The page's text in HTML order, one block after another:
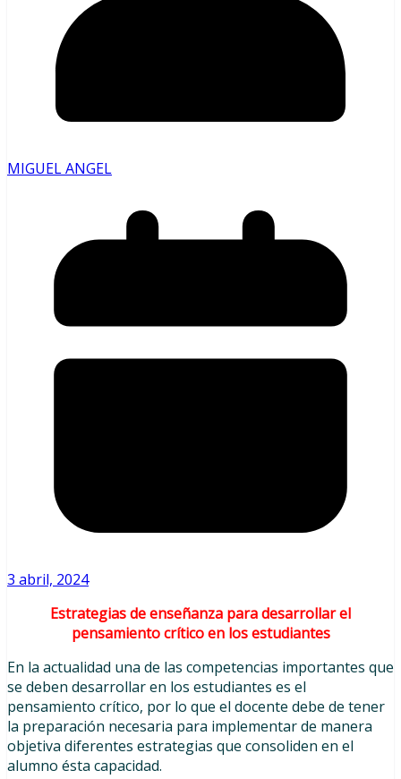
MIGUEL ANGEL
3 abril, 2024
Estrategias de enseñanza para desarrollar el
pensamiento crítico en los estudiantes
En la actualidad una de las competencias importantes que
se deben desarrollar en los estudiantes es el
pensamiento crítico, por lo que el docente debe de tener
la preparación necesaria para implementar de manera
objetiva diferentes estrategias que consoliden en el
alumno ésta capacidad.